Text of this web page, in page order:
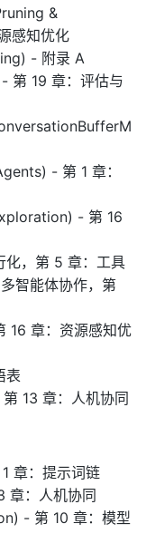
&
感知优化
- 附录 A
第 19 章：评估与
- 第 1 章：
- 第 16
，第 5 章：工具
智能体协作，第
章：资源感知优
表
13 章：人机协同
章：提示词链
章：人机协同
- 第 10 章：模型